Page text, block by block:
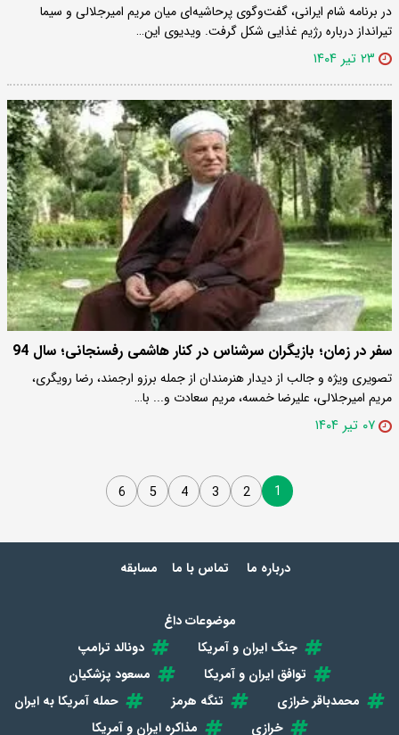
در برنامه شام ایرانی، گفت‌وگوی پرحاشیه‌ای میان مریم امیرجلالی و سیما
تیرانداز درباره رژیم غذایی شکل گرفت. ویدیوی این…
۲۳ تیر ۱۴۰۴
سفر در زمان؛ بازیگران سرشناس در کنار هاشمی رفسنجانی؛ سال 94
تصویری ویژه و جالب از دیدار هنرمندان از جمله برزو ارجمند، رضا رویگری،
مریم امیرجلالی، علیرضا خمسه، مریم سعادت و... با…
۰۷ تیر ۱۴۰۴
1
2
3
4
5
6
درباره ما تماس با ما مسابقه
موضوعات داغ
جنگ ایران و آمریکا
دونالد ترامپ
توافق ایران و آمریکا
مسعود پزشکیان
محمدباقر خرازی
تنگه هرمز
حمله آمریکا به ایران
خرازی
مذاکره ایران و آمریکا